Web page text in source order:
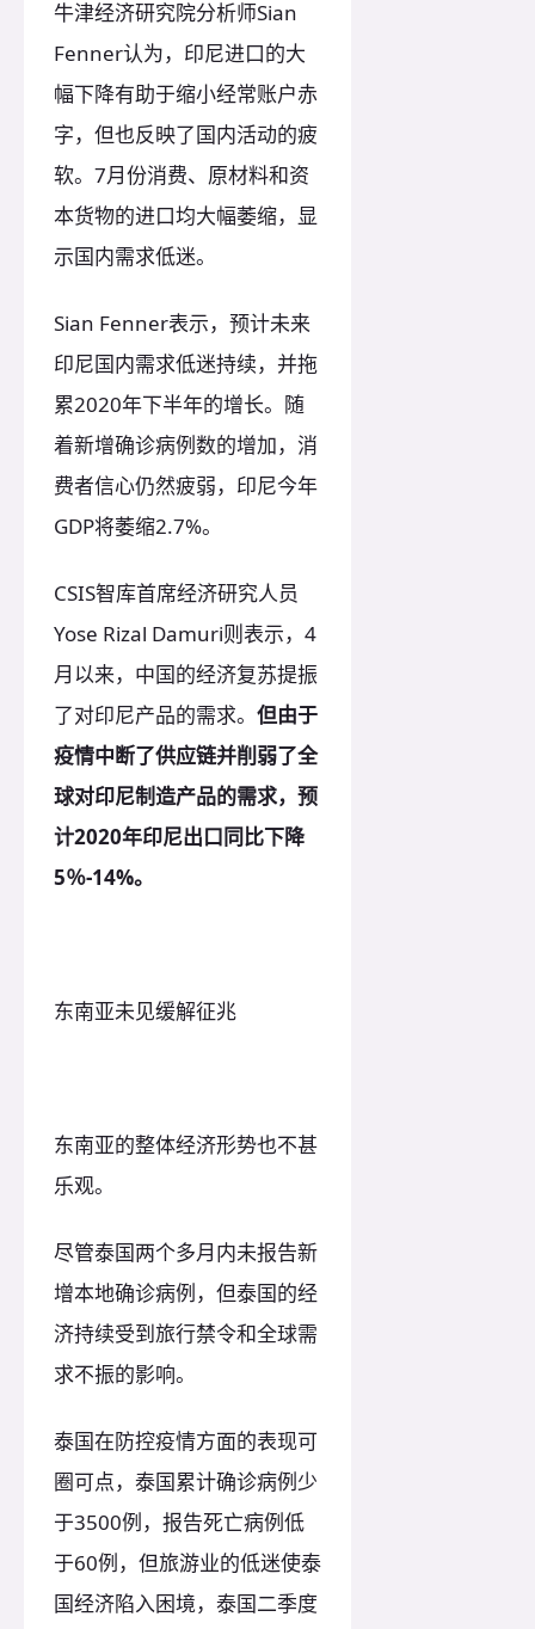
牛津经济研究院分析师Sian
Fenner认为，印尼进口的大
幅下降有助于缩小经常账户赤
字，但也反映了国内活动的疲
软。7月份消费、原材料和资
本货物的进口均大幅萎缩，显
示国内需求低迷。
Sian Fenner表示，预计未来
印尼国内需求低迷持续，并拖
累2020年下半年的增长。随
着新增确诊病例数的增加，消
费者信心仍然疲弱，印尼今年
GDP将萎缩2.7%。
CSIS智库首席经济研究人员
Yose Rizal Damuri则表示，4
月以来，中国的经济复苏提振
了对印尼产品的需求。 但由于
疫情中断了供应链并削弱了全
球对印尼制造产品的需求，预
计2020年印尼出口同比下降
5％-14%。
东南亚未见缓解征兆
东南亚的整体经济形势也不甚
乐观。
尽管泰国两个多月内未报告新
增本地确诊病例，但泰国的经
济持续受到旅行禁令和全球需
求不振的影响。
泰国在防控疫情方面的表现可
圈可点，泰国累计确诊病例少
于3500例，报告死亡病例低
于60例，但旅游业的低迷使泰
国经济陷入困境，泰国二季度